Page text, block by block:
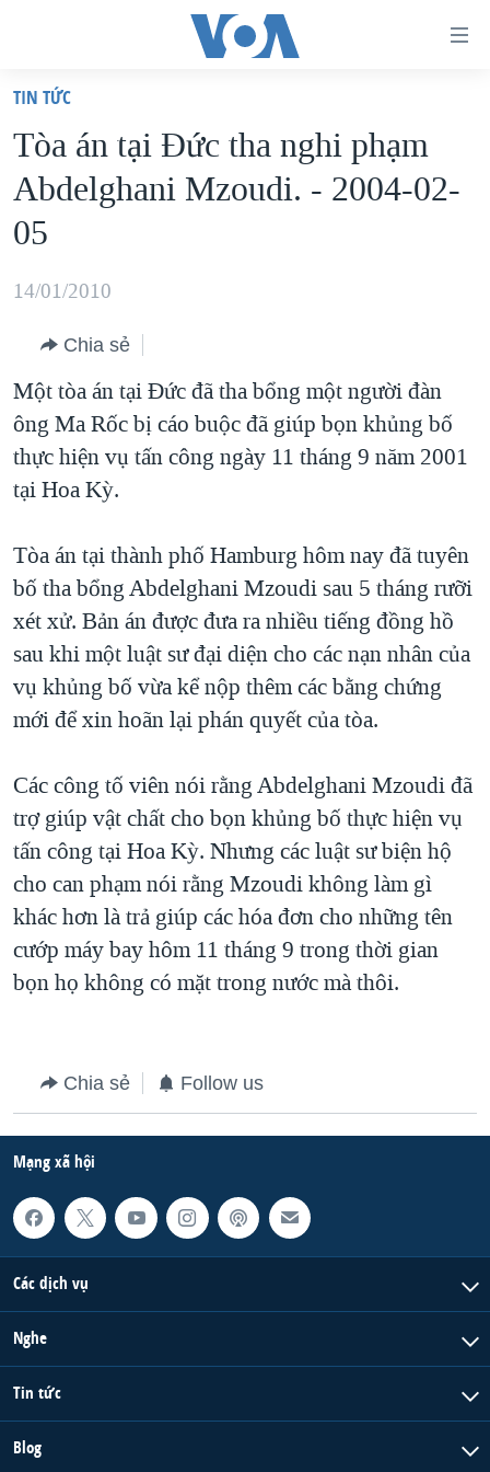
truy
cập
Tới
nội
chính
hướng
chính
Đi
tới
VIỆT NAM
HOA KỲ
BIỂN ĐÔNG
THẾ GIỚI
DIỄN ĐÀN
MỤC
TỰ DO BÁO CHÍ
VẠCH TRẦN TIN GIẢ
ĐỜI SỐNG
KINH TẾ
KHOA HỌC
SỨC KHOẺ
VĂN HOÁ
GIÁO DỤC
CHUYÊN ĐỀ
CHIẾN TRANH THƯƠNG MẠI CỦA MỸ: QUÁ KHỨ VÀ HIỆN
TẠI
MỘT NĂM CHIẾN TRANH TẠI DẢI GAZA
GIẢI MÃ VÀNH ĐAI & CON ĐƯỜNG
NGÀY TỊ NẠN THẾ GIỚI
TRỊNH VĨNH BÌNH - NGƯỜI HẠ 'BÊN THẮNG CUỘC'
GROUND ZERO – XƯA VÀ NAY
CHI PHÍ CHIẾN TRANH AFGHANISTAN
CÁC GIÁ TRỊ CỘNG HÒA Ở VIỆT NAM
THƯỢNG ĐỈNH TRUMP-KIM TẠI VIỆT NAM
TRỊNH VĨNH BÌNH VS. CHÍNH PHỦ VIỆT NAM
NGƯ DÂN VIỆT VÀ LÀN SÓNG TRỘM HẢI SÂM
HỌC TIẾNG ANH
NGHE
MẠNG XÃ HỘI
Ngôn ngữ khác
TIN TỨC
Tòa án tại Đức tha nghi phạm
Abdelghani Mzoudi. - 2004-02-
05
14/01/2010
Chia sẻ
Một tòa án tại Đức đã tha bổng một người đàn
ông Ma Rốc bị cáo buộc đã giúp bọn khủng bố
thực hiện vụ tấn công ngày 11 tháng 9 năm 2001
tại Hoa Kỳ.
Tòa án tại thành phố Hamburg hôm nay đã tuyên
bố tha bổng Abdelghani Mzoudi sau 5 tháng rưỡi
xét xử. Bản án được đưa ra nhiều tiếng đồng hồ
sau khi một luật sư đại diện cho các nạn nhân của
vụ khủng bố vừa kể nộp thêm các bằng chứng
mới để xin hoãn lại phán quyết của tòa.
Các công tố viên nói rằng Abdelghani Mzoudi đã
trợ giúp vật chất cho bọn khủng bố thực hiện vụ
tấn công tại Hoa Kỳ. Nhưng các luật sư biện hộ
cho can phạm nói rằng Mzoudi không làm gì
khác hơn là trả giúp các hóa đơn cho những tên
cướp máy bay hôm 11 tháng 9 trong thời gian
bọn họ không có mặt trong nước mà thôi.
Chia sẻ Follow us
Mạng xã hội
Các dịch vụ
Nghe
Tin tức
Blog